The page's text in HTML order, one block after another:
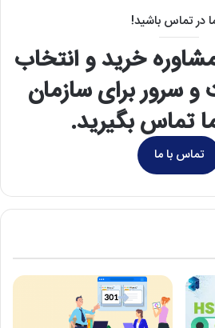
در تماس باشید!
خرید و انتخاب
سرور برای سازمان
تماس بگیرید.
تماس با ما